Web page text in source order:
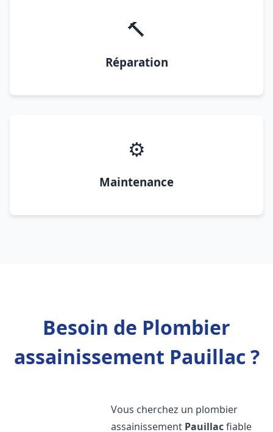
🔨
Réparation
⚙️
Maintenance
Besoin de Plombier
assainissement Pauillac ?
Vous cherchez un plombier
assainissement Pauillacfiable